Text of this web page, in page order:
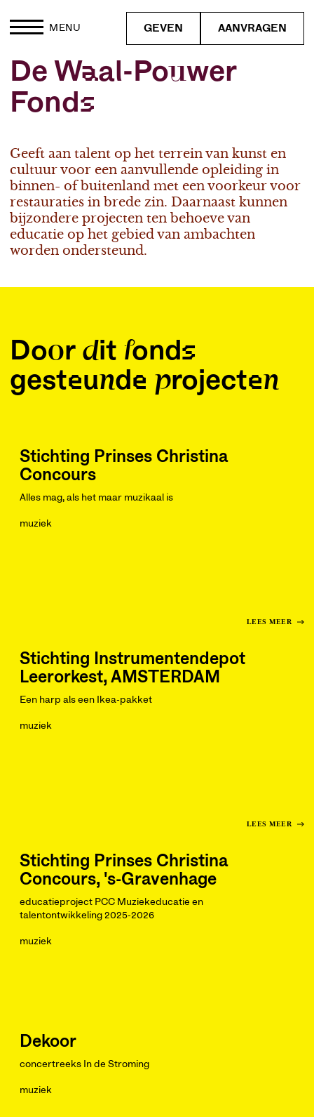
GEVEN AANVRAGEN
MENU
De Waal-Pouwer
Fonds
Geeft aan talent op het terrein van kunst en
cultuur voor een aanvullende opleiding in
binnen- of buitenland met een voorkeur voor
restauraties in brede zin. Daarnaast kunnen
bijzondere projecten ten behoeve van
educatie op het gebied van ambachten
worden ondersteund.
Door dit fonds
gesteunde projecten
Stichting Prinses Christina
Concours
Alles mag, als het maar muzikaal is
muziek
LEES MEER
Stichting Instrumentendepot
Leerorkest, AMSTERDAM
Een harp als een Ikea-pakket
muziek
LEES MEER
Stichting Prinses Christina
Concours, 's-Gravenhage
educatieproject PCC Muziekeducatie en
talentontwikkeling 2025-2026
muziek
Dekoor
concertreeks In de Stroming
muziek